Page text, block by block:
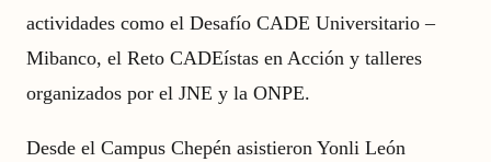
actividades como el Desafío CADE Universitario –
Mibanco, el Reto CADEístas en Acción y talleres
organizados por el JNE y la ONPE.
Desde el Campus Chepén asistieron Yonli León